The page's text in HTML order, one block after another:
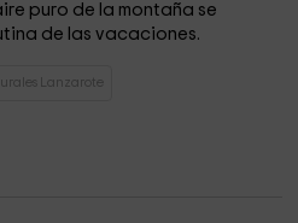
puro de la montaña se
de las vacaciones.
Lanzarote